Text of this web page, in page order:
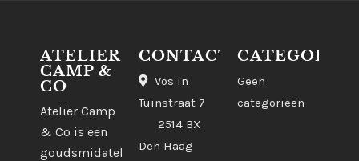
ATELIER
CAMP &
CO
Atelier Camp
& Co is een
goudsmidatelier
CONTACT
Vos in
Tuinstraat 7
2514 BX
Den Haag
Geen
categorieën